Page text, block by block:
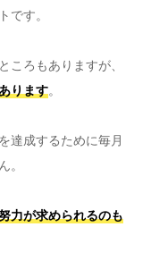
です。
ろもありますが、
ります。
達成するために毎月
。
力が求められるのも